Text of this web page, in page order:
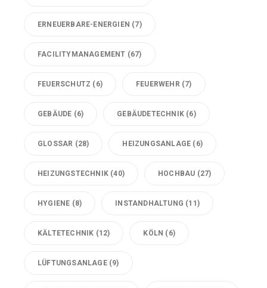
ERNEUERBARE-ENERGIEN (7)
FACILITYMANAGEMENT (67)
FEUERSCHUTZ (6) FEUERWEHR (7)
GEBÄUDE (6) GEBÄUDETECHNIK (6)
GLOSSAR (28) HEIZUNGSANLAGE (6)
HEIZUNGSTECHNIK (40) HOCHBAU (27)
HYGIENE (8) INSTANDHALTUNG (11)
KÄLTETECHNIK (12) KÖLN (6)
LÜFTUNGSANLAGE(9)